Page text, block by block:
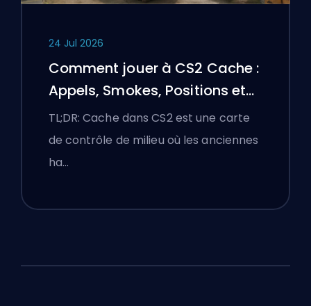
24 Jul 2026
Comment jouer à CS2 Cache :
Appels, Smokes, Positions et
Conseils Premier
TL;DR: Cache dans CS2 est une carte
de contrôle de milieu où les anciennes
ha…